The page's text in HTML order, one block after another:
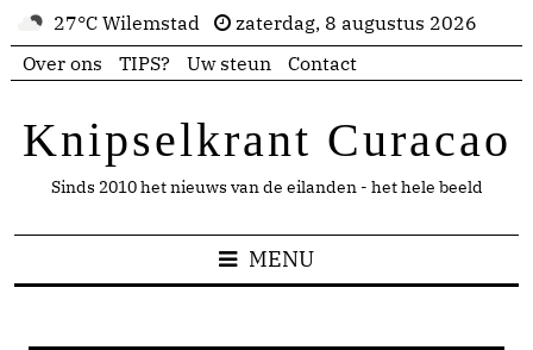
27°C Wilemstad
zaterdag, 8 augustus 2026
Over ons
TIPS? Uw steun Contact
Knipselkrant Curacao
Sinds 2010 het nieuws van de eilanden - het hele beeld
MENU